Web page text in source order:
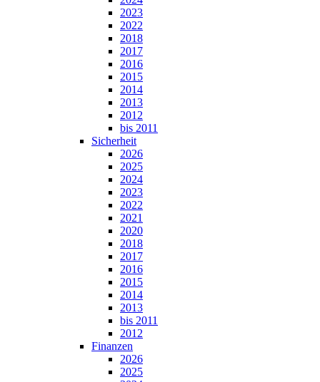
2023
2022
2018
2017
2016
2015
2014
2013
2012
bis 2011
Sicherheit
2026
2025
2024
2023
2022
2021
2020
2018
2017
2016
2015
2014
2013
bis 2011
2012
Finanzen
2026
2025